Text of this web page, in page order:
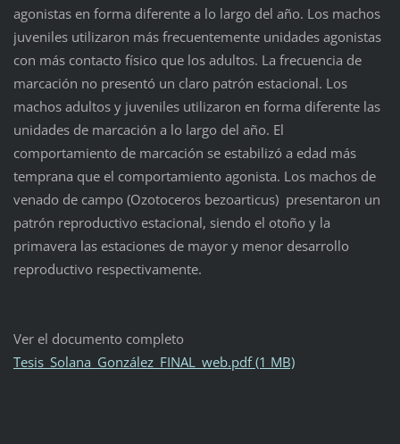
agonistas en forma diferente a lo largo del año. Los machos
juveniles utilizaron más frecuentemente unidades agonistas
con más contacto físico que los adultos. La frecuencia de
marcación no presentó un claro patrón estacional. Los
machos adultos y juveniles utilizaron en forma diferente las
unidades de marcación a lo largo del año. El
comportamiento de marcación se estabilizó a edad más
temprana que el comportamiento agonista. Los machos de
venado de campo (Ozotoceros bezoarticus) presentaron un
patrón reproductivo estacional, siendo el otoño y la
primavera las estaciones de mayor y menor desarrollo
reproductivo respectivamente.
Ver el documento completo
Tesis_Solana_González_FINAL_web.pdf (1 MB)